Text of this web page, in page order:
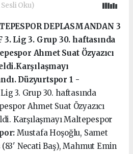
Oku)
DEPLASMANDAN 3
3. Lig 3. Grup 30. haftasında
Ahmet Suat Özyazıcı
Düzyurtspor 1 -
3. Grup 30. haftasında
Ahmet Suat Özyazıcı
Karşılaşmayı Maltepespor
Mustafa Hoşoğlu, Samet
Necati Baş), Mahmut Emin